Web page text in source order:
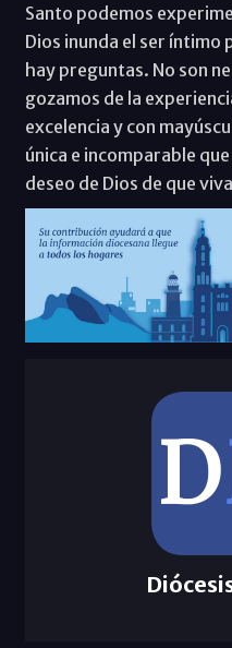
Santo podemos
Dios inunda el ser íntimo
hay preguntas. No son
gozamos de la
excelencia y con
única e incomparable
deseo de Dios de que